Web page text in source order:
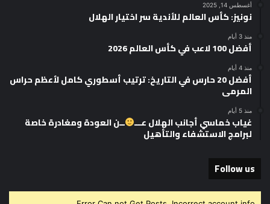
أغسطس 14, 2025
نونيز: كأس العالم للأندية سر اختيار الهلال
منذ 3 أيام
أفضل 100 لاعب في كأس العالم 2026
منذ 4 أيام
أفضل 20 حارس في التاريخ: ترتيب أسطوري كامل لأعظم حراس
المرمى
منذ 5 أيام
غياب خماسي أجانب الهلال عـــ ــن العودة ومغادرة خاصة
لبرامج الاستشفاء والتأهيل
Follow us